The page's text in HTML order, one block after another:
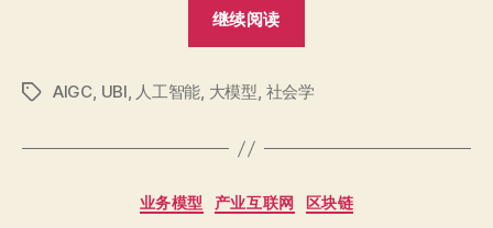
继续阅读
物
智
社
标
AIGC, UBI, 人工智能, 大模型, 社会学
分
业务模型 产业互联网 区块链